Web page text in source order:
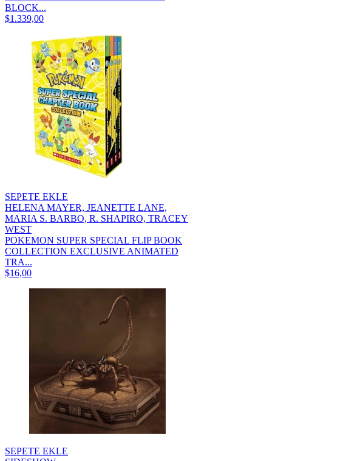
BLOCK...
$1.339,00
SEPETE EKLE
HELENA MAYER, JEANETTE LANE,
MARIA S. BARBO, R. SHAPIRO, TRACEY
WEST
POKEMON SUPER SPECIAL FLIP BOOK
COLLECTION EXCLUSIVE ANIMATED
TRA...
$16,00
SEPETE EKLE